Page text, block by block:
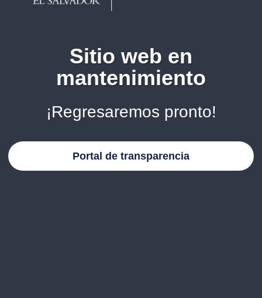
Sitio web en
mantenimiento
¡Regresaremos pronto!
Portal de transparencia